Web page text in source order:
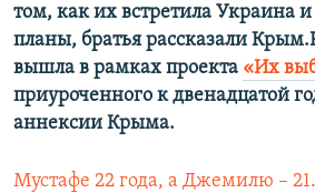
том, как их встретила Украина
планы, братья рассказали
вышла в рамках проекта «Их
приуроченного к двенадцатой
аннексии Крыма.
Мустафе 22 года, а Джемилю – 21.